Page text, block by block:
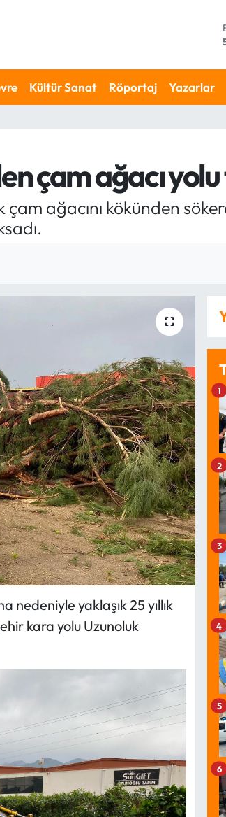
Kültür Sanat Röportaj Yazarlar
çam ağacı
çam ağacını kökünden
nedeniyle yaklaşık 25 yıllık
kara yolu Uzunoluk
1
2
3
4
5
6